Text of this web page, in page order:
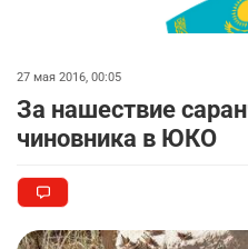
27 мая 2016, 00:05
За нашествие
чиновника в ЮКО